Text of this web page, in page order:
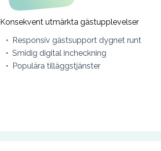
Konsekvent utmärkta gästupplevelser
Responsiv gästsupport dygnet runt
Smidig digital incheckning
Populära tilläggstjänster